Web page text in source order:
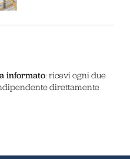
informato: ricevi ogni due
direttamente